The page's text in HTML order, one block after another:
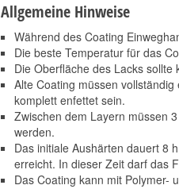
Allgemeine Hinweise
Während des Coating
Die beste Temperatur für das
Die Oberfläche des Lacks
Alte Coating müssen
komplett enfettet sein.
Zwischen dem Layern müssen
werden.
Das initiale Aushärten dauert 8
erreicht. In dieser Zeit darf das
Das Coating kann mit Polymer-